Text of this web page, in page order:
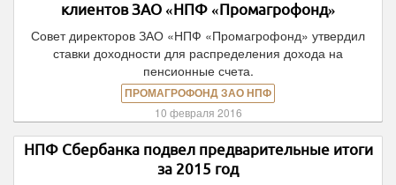
клиентов ЗАО «НПФ «Промагрофонд»
Совет директоров ЗАО «НПФ «Промагрофонд» утвердил
ставки доходности для распределения дохода на
пенсионные счета.
ПРОМАГРОФОНД ЗАО НПФ
10 февраля 2016
НПФ Сбербанка подвел предварительные итоги
за 2015 год